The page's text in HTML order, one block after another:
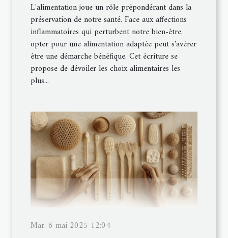
L'alimentation joue un rôle prépondérant dans la
préservation de notre santé. Face aux affections
inflammatoires qui perturbent notre bien-être,
opter pour une alimentation adaptée peut s'avérer
être une démarche bénéfique. Cet écriture se
propose de dévoiler les choix alimentaires les
plus...
Mar. 6 mai 2025 12:04